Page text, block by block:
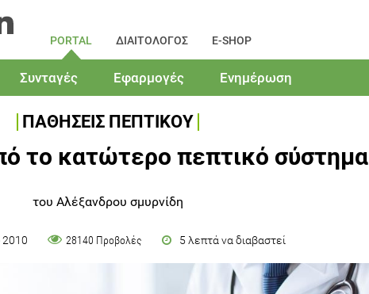
PORTAL ΔΙΑΙΤΟΛΟΓΟΣ E-SHOP
Συνταγές Εφαρμογές Ενημέρωση
ΠΑΘΗΣΕΙΣ ΠΕΠΤΙΚΟΥ
το κατώτερο πεπτικό σύστημα
του Αλέξανδρου σμυρνίδη
2010 28140 Προβολές 5 λεπτά να διαβαστεί